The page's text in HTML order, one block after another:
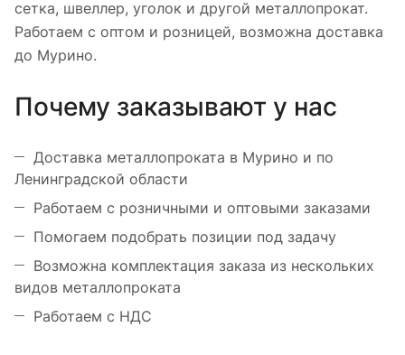
сетка, швеллер, уголок и другой металлопрокат.
Работаем с оптом и розницей, возможна доставка
до Мурино.
Почему заказывают у нас
Доставка металлопроката в Мурино и по
Ленинградской области
Работаем с розничными и оптовыми заказами
Помогаем подобрать позиции под задачу
Возможна комплектация заказа из нескольких
видов металлопроката
Работаем с НДС